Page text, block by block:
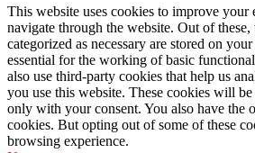
This website uses cookies to improve your
navigate through the website. Out of these,
categorized as necessary are stored on
essential for the working of basic
also use third-party cookies that help us
you use this website. These cookies will
only with your consent. You also have the
cookies. But opting out of some of these
browsing experience.